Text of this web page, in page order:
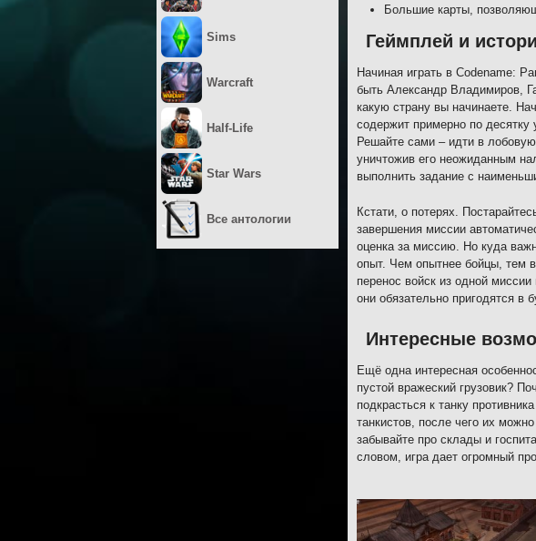
Большие карты,
Геймплей и
Начиная играть в Codename:
быть Александр Владимиров,
какую страну вы начинаете.
содержит примерно по десятку
Решайте сами – идти в
уничтожив его неожиданным
выполнить задание с
Кстати, о потерях.
завершения миссии
оценка за миссию. Но куда
опыт. Чем опытнее бойцы, тем
перенос войск из одной
они обязательно пригодятся в
Интересные
Ещё одна интересная
пустой вражеский грузовик?
подкрасться к танку
танкистов, после чего их
забывайте про склады и
словом, игра дает огромный
Sims
Warcraft
Half-Life
Star Wars
Все антологии